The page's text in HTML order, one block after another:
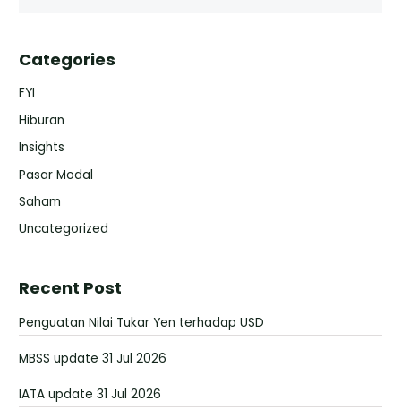
Categories
FYI
Hiburan
Insights
Pasar Modal
Saham
Uncategorized
Recent Post
Penguatan Nilai Tukar Yen terhadap USD
MBSS update 31 Jul 2026
IATA update 31 Jul 2026